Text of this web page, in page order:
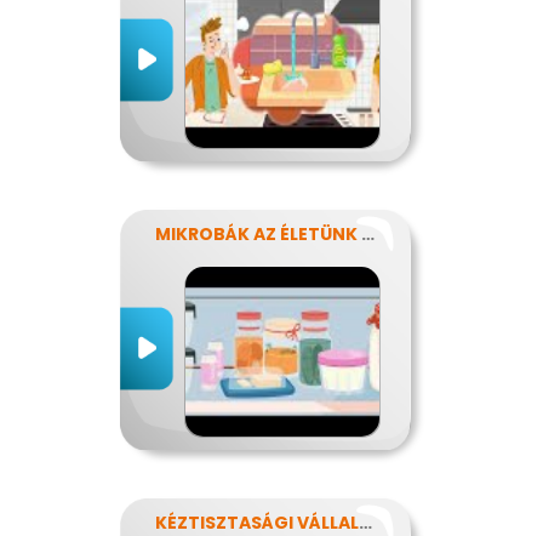
MIKROBÁK AZ ÉLETÜNK SZÁMOS TERÜLETÉN
KÉZTISZTASÁGI VÁLLALAT